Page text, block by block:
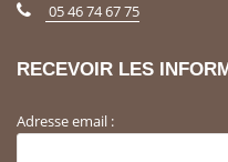
05 46 74 67 75
RECEVOIR LES
Adresse email :